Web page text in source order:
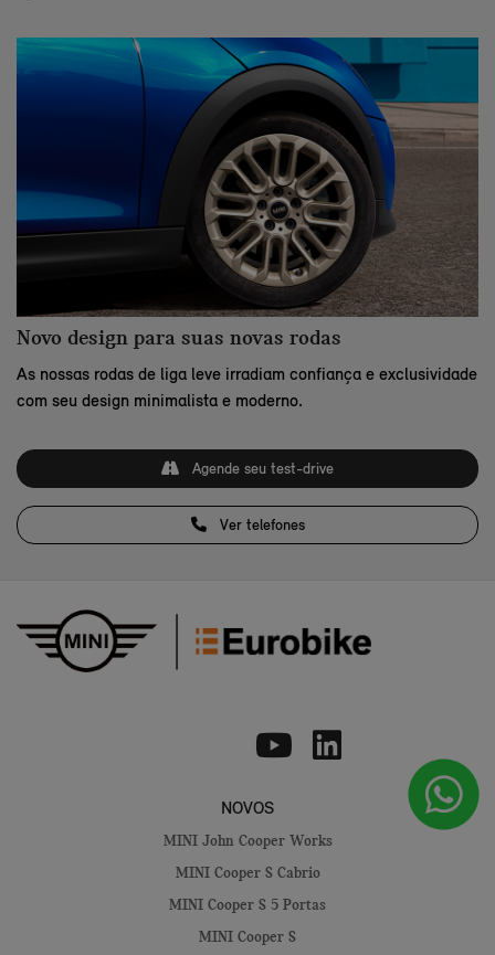
Novo design para suas novas rodas
As nossas rodas de liga leve irradiam confiança e exclusividade
com seu design minimalista e moderno.
Ver telefones
Agende seu test-drive
NOVOS
MINI John Cooper Works
MINI Cooper S Cabrio
MINI Cooper S 5 Portas
MINI Cooper S